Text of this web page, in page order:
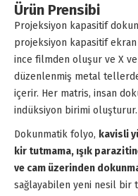
Ürün Prensibi
Projeksiyon kapasitif
projeksiyon kapasitif ekran
ince filmden oluşur ve X
düzenlenmiş metal
içerir. Her matris, insan
indüksiyon birimi oluşturur.
Dokunmatik folyo, kavisli
kir tutmama, ışık
ve cam üzerinden
sağlayabilen yeni nesil bir